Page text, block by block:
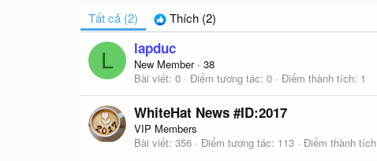
Tất cả (2) Thích (2)
L lapduc
New Member · 38
Bài viết 0 Điểm tương tác 0 Điểm thành tích 1
WhiteHat News #ID:2017
VIP Members
Bài viết 356 Điểm tương tác 113 Điểm thành tích